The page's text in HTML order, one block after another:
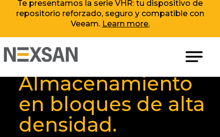
SaltarTe presentamos la serie VHR: tu dispositivo de
repositorio reforzado, seguro y compatible con
Veeam. Learn more.
Almacenamiento
en bloques de alta
densidad.